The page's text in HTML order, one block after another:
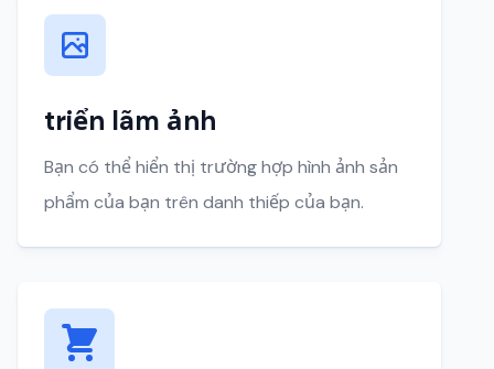
triển lãm ảnh
Bạn có thể hiển thị trường hợp hình ảnh sản
phẩm của bạn trên danh thiếp của bạn.